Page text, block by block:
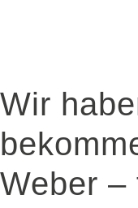
Wir
Weber –